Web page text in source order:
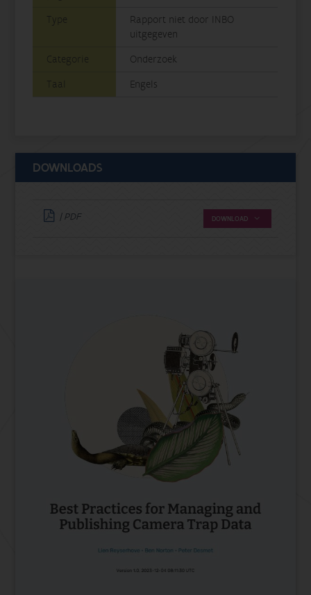
Type
Rapport niet door INBO
uitgegeven
Categorie
Onderzoek
Taal
Engels
DOWNLOADS
| PDF DOWNLOAD